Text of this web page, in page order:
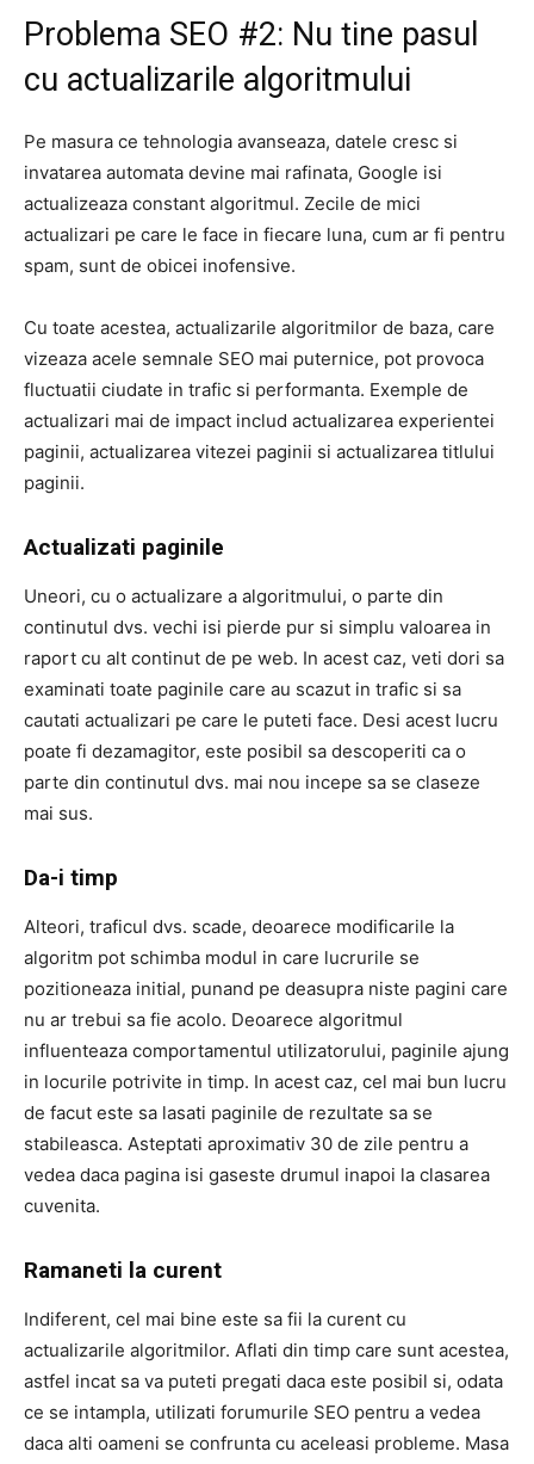
Problema SEO #2: Nu tine pasul
cu actualizarile algoritmului
Pe masura ce tehnologia avanseaza, datele cresc si
invatarea automata devine mai rafinata, Google isi
actualizeaza constant algoritmul. Zecile de mici
actualizari pe care le face in fiecare luna, cum ar fi pentru
spam, sunt de obicei inofensive.
Cu toate acestea, actualizarile algoritmilor de baza, care
vizeaza acele semnale SEO mai puternice, pot provoca
fluctuatii ciudate in trafic si performanta. Exemple de
actualizari mai de impact includ actualizarea experientei
paginii, actualizarea vitezei paginii si actualizarea titlului
paginii.
Actualizati paginile
Uneori, cu o actualizare a algoritmului, o parte din
continutul dvs. vechi isi pierde pur si simplu valoarea in
raport cu alt continut de pe web. In acest caz, veti dori sa
examinati toate paginile care au scazut in trafic si sa
cautati actualizari pe care le puteti face. Desi acest lucru
poate fi dezamagitor, este posibil sa descoperiti ca o
parte din continutul dvs. mai nou incepe sa se claseze
mai sus.
Da-i timp
Alteori, traficul dvs. scade, deoarece modificarile la
algoritm pot schimba modul in care lucrurile se
pozitioneaza initial, punand pe deasupra niste pagini care
nu ar trebui sa fie acolo. Deoarece algoritmul
influenteaza comportamentul utilizatorului, paginile ajung
in locurile potrivite in timp. In acest caz, cel mai bun lucru
de facut este sa lasati paginile de rezultate sa se
stabileasca. Asteptati aproximativ 30 de zile pentru a
vedea daca pagina isi gaseste drumul inapoi la clasarea
cuvenita.
Ramaneti la curent
Indiferent, cel mai bine este sa fii la curent cu
actualizarile algoritmilor. Aflati din timp care sunt acestea,
astfel incat sa va puteti pregati daca este posibil si, odata
ce se intampla, utilizati forumurile SEO pentru a vedea
daca alti oameni se confrunta cu aceleasi probleme. Masa